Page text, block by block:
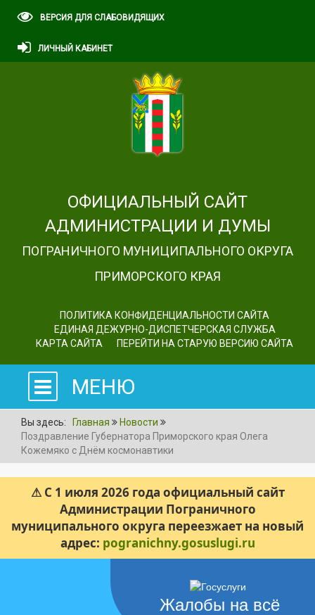
ВЕРСИЯ ДЛЯ СЛАБОВИДЯЩИХ
ЛИЧНЫЙ КАБИНЕТ
ОФИЦИАЛЬНЫЙ САЙТ
АДМИНИСТРАЦИИ И ДУМЫ
ПОГРАНИЧНОГО МУНИЦИПАЛЬНОГО ОКРУГА
ПРИМОРСКОГО КРАЯ
ПОЛИТИКА КОНФИДЕНЦИАЛЬНОСТИ САЙТА
ЕДИНАЯ ДЕЖУРНО-ДИСПЕТЧЕРСКАЯ СЛУЖБА
КАРТА САЙТА
ПЕРЕЙТИ НА СТАРУЮ ВЕРСИЮ САЙТА
МЕНЮ
Вы здесь: Главная
Новости
Поздравление Губернатора Приморского края Олега
Кожемяко с Днём космонавтики
⚠ С 1 июля 2026 года официальный сайт
Администрации Пограничного
муниципального округа переезжает на новый
адрес: pogranichny.gosuslugi.ru
Жалобы на всё